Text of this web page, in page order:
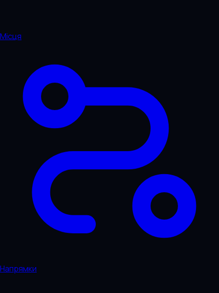
Місця
Напрямки